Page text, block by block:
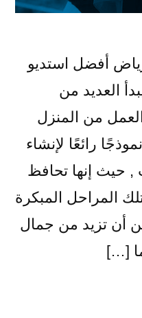
أفضل استديو
العديد من
من المنزل
رائعًا لإنشاء
, حيث إنها تحافظ
المراحل المبكرة
أن تزيد من جمال
[…]